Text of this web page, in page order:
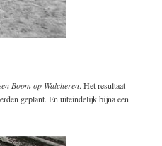
Boom op Walcheren. Het resultaat
geplant. En uiteindelijk bijna een